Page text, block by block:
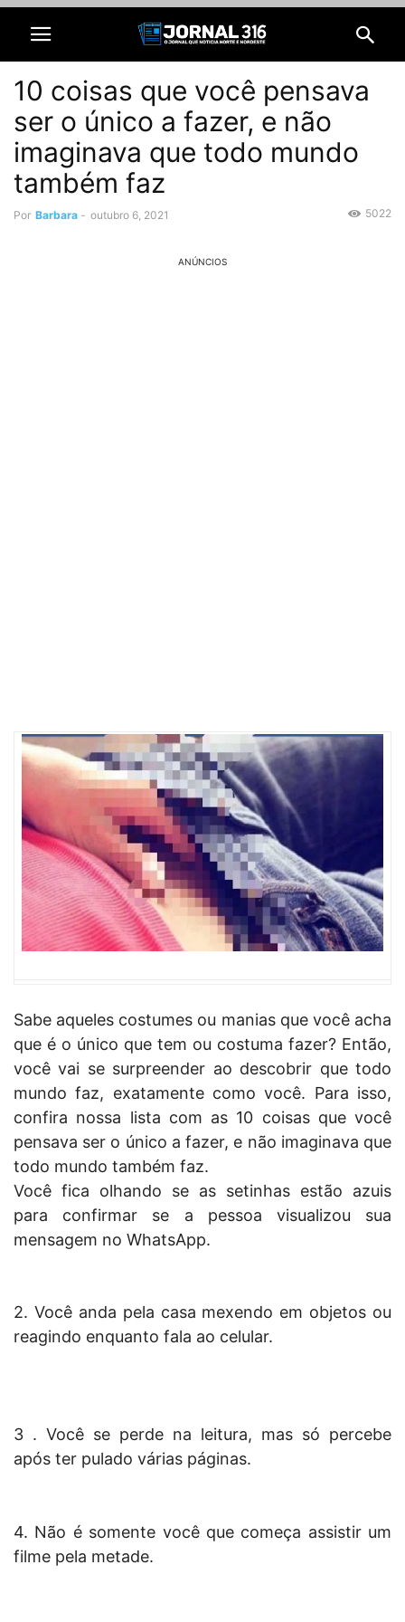
10 coisas que você pensava
ser o único a fazer, e não
imaginava que todo mundo
também faz
Por Barbara - outubro 6, 2021 5022
ANÚNCIOS
Sabe aqueles costumes ou manias que você acha
que é o único que tem ou costuma fazer? Então,
você vai se surpreender ao descobrir que todo
mundo faz, exatamente como você. Para isso,
confira nossa lista com as 10 coisas que você
pensava ser o único a fazer, e não imaginava que
todo mundo também faz.
Você fica olhando se as setinhas estão azuis
para confirmar se a pessoa visualizou sua
mensagem no WhatsApp.
2. Você anda pela casa mexendo em objetos ou
reagindo enquanto fala ao celular.
3 . Você se perde na leitura, mas só percebe
após ter pulado várias páginas.
4. Não é somente você que começa assistir um
filme pela metade.